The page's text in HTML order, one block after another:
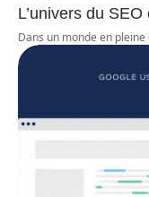
L’univers du SEO
Dans un monde en